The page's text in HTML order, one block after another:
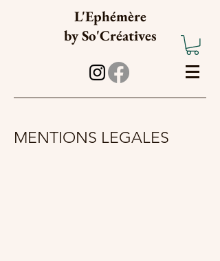
L'Ephémère
bySo'Créatives
MENTIONS LEGALES